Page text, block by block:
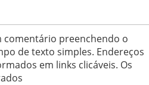
comentário preenchendo o
de texto simples. Endereços
em links clicáveis. Os